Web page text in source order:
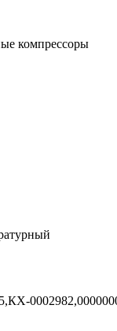
компрессоры